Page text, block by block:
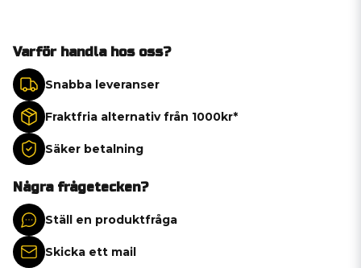
Varför handla hos oss?
Snabba leveranser
Fraktfria alternativ från 1000kr*
Säker betalning
Några frågetecken?
Ställ en produktfråga
Skicka ett mail